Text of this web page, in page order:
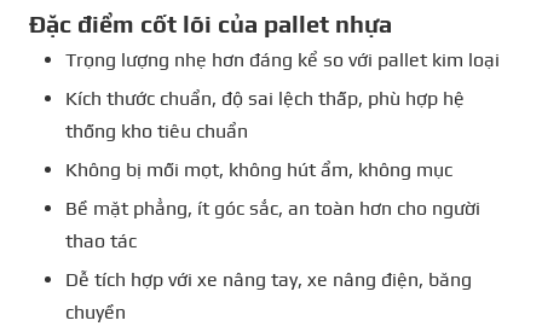
Đặc điểm cốt lõi của pallet nhựa
Trọng lượng nhẹ hơn đáng kể so với pallet kim loại
Kích thước chuẩn, độ sai lệch thấp, phù hợp hệ
thống kho tiêu chuẩn
Không bị mối mọt, không hút ẩm, không mục
Bề mặt phẳng, ít góc sắc, an toàn hơn cho người
thao tác
Dễ tích hợp với xe nâng tay, xe nâng điện, băng
chuyền